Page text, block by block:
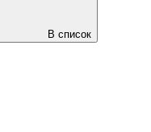
В список